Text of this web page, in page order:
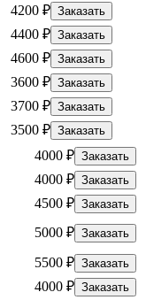
4200 ₽ Заказать
4400 ₽ Заказать
4600 ₽ Заказать
3600 ₽ Заказать
3700 ₽ Заказать
3500 ₽ Заказать
4000 ₽ Заказать
4000 ₽ Заказать
4500 ₽ Заказать
5000 ₽ Заказать
5500 ₽ Заказать
4000 ₽ Заказать